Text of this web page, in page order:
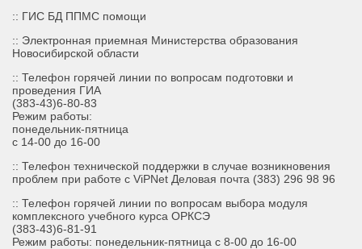
:: ГИС БД ППМС помощи
:: Электронная приемная Министерства образования
Новосибирской области
:: Телефон горячей линии по вопросам подготовки и
проведения ГИА
(383-43)6-80-83
Режим работы:
понедельник-пятница
с 14-00 до 16-00
:: Телефон технической поддержки в случае возникновения
проблем при работе с ViPNet Деловая почта (383) 296 98 96
:: Телефон горячей линии по вопросам выбора модуля
комплексного учебного курса ОРКСЭ
(383-43)6-81-91
Режим работы: понедельник-пятница с 8-00 до 16-00